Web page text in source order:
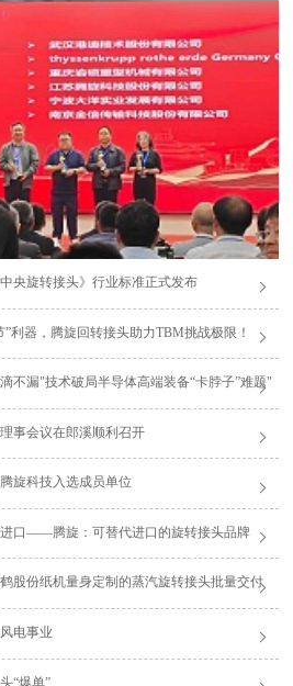
央旋转接头》行业标准正式发布
利器，腾旋回转接头助力TBM挑战极限！
不漏"技术破局半导体高端装备“卡脖子”难题"
事会议在郎溪顺利召开
旋科技入选成员单位
口——腾旋：可替代进口的旋转接头品牌
股份纸机量身定制的蒸汽旋转接头批量交付
电事业
“爆单”